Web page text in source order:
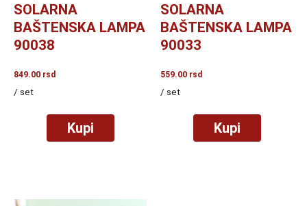
SOLARNA
BAŠTENSKA LAMPA
90038
849.00 rsd
/ set
Kupi
SOLARNA
BAŠTENSKA LAMPA
90033
559.00 rsd
/ set
Kupi